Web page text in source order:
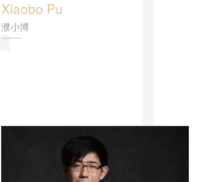
Xiaobo Pu
濮小博